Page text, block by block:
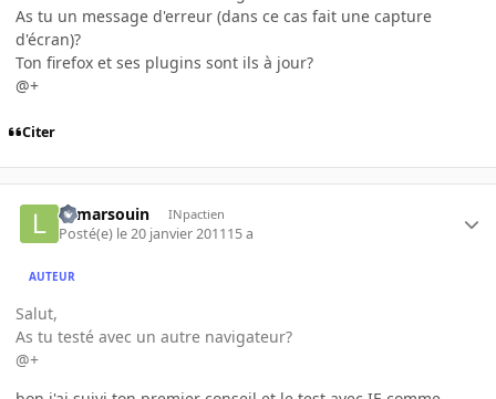
As tu un message d'erreur (dans ce cas fait une capture
d'écran)?
Ton firefox et ses plugins sont ils à jour?
@+
Citer
le marsouin INpactien
Posté(e) le 20 janvier 201115 a
AUTEUR
Salut,
As tu testé avec un autre navigateur?
@+